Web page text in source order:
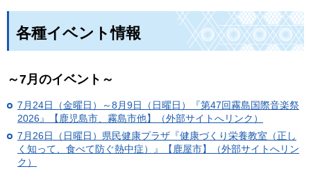
各種イベント情報
～7月のイベント～
7月24日（金曜日）～8月9日（日曜日）『第47回霧島国際音楽祭
2026』【鹿児島市、霧島市他】（外部サイトへリンク）
7月26日（日曜日）県民健康プラザ『健康づくり栄養教室（正し
く知って、食べて防ぐ熱中症）』【鹿屋市】（外部サイトへリン
ク）